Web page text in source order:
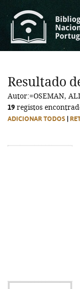
Resultado
Autor:=OSEMAN,
19 registos
ADICIONAR TODOS